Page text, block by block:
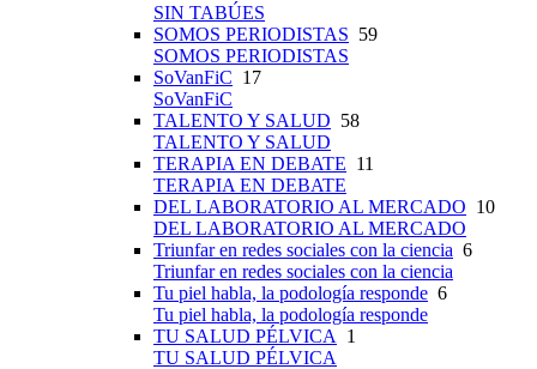
SIN TABÚES
SOMOS PERIODISTAS 59
SOMOS PERIODISTAS
SoVanFiC 17
SoVanFiC
TALENTO Y SALUD 58
TALENTO Y SALUD
TERAPIA EN DEBATE 11
TERAPIA EN DEBATE
DEL LABORATORIO AL MERCADO 10
DEL LABORATORIO AL MERCADO
Triunfar en redes sociales con la ciencia 6
Triunfar en redes sociales con la ciencia
Tu piel habla, la podología responde 6
Tu piel habla, la podología responde
TU SALUD PÉLVICA
1
TU SALUD PÉLVICA